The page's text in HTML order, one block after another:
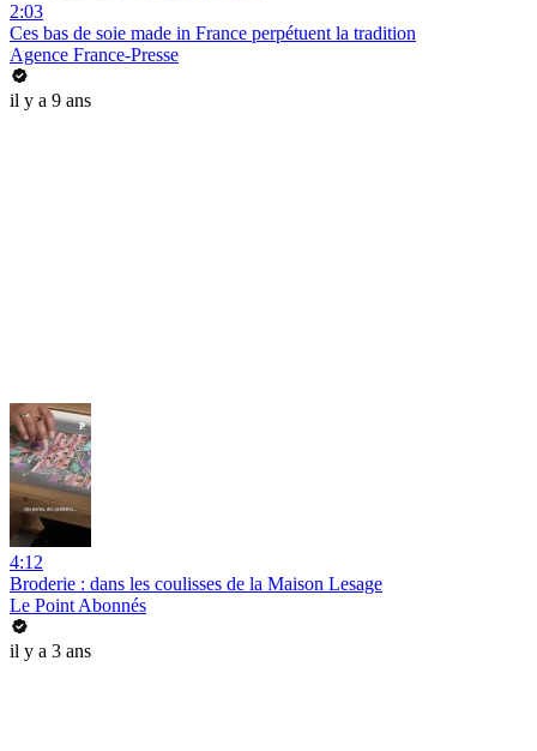
2:03
Ces bas de soie made in France perpétuent la tradition
Agence France-Presse
il y a 9 ans
4:12
Broderie : dans les coulisses de la Maison Lesage
Le Point Abonnés
il y a 3 ans